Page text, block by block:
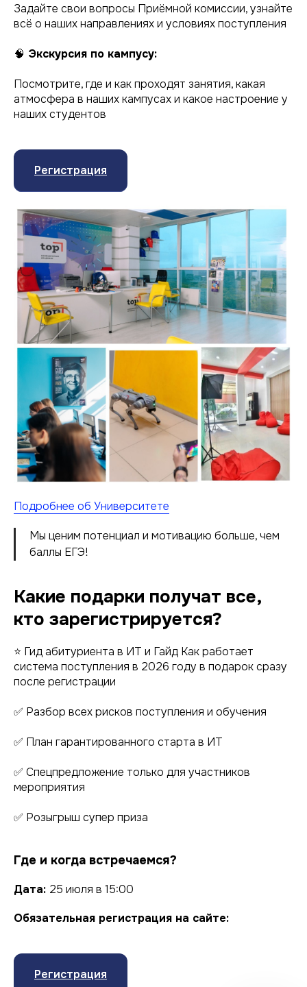
Задайте свои вопросы Приёмной комиссии, узнайте
всё о наших направлениях и условиях поступления
🧠 Экскурсия по кампусу:
Посмотрите, где и как проходят занятия, какая
атмосфера в наших кампусах и какое настроение у
наших студентов
Регистрация
Подробнее об Университете
Мы ценим потенциал и мотивацию больше, чем
баллы ЕГЭ!
Какие подарки получат все,
кто зарегистрируется?
⭐ Гид абитуриента в ИТ и Гайд Как работает
система поступления в 2026 году в подарок сразу
после регистрации
✅ Разбор всех рисков поступления и обучения
✅ План гарантированного старта в ИТ
✅ Спецпредложение только для участников
мероприятия
✅ Розыгрыш супер приза
Где и когда встречаемся?
Дата: 25 июля в 15:00
Обязательная регистрация на сайте:
Регистрация